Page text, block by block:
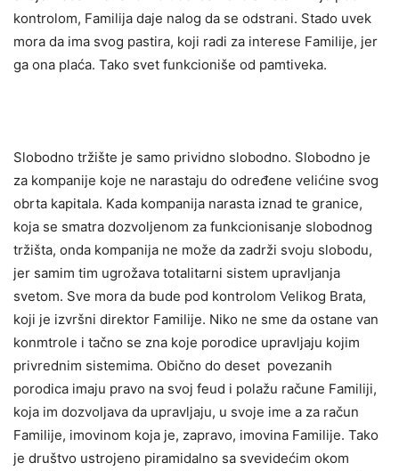
kontrolom, Familija daje nalog da se odstrani. Stado uvek
mora da ima svog pastira, koji radi za interese Familije, jer
ga ona plaća. Tako svet funkcioniše od pamtiveka.
Slobodno tržište je samo prividno slobodno. Slobodno je
za kompanije koje ne narastaju do određene velićine svog
obrta kapitala. Kada kompanija narasta iznad te granice,
koja se smatra dozvoljenom za funkcionisanje slobodnog
tržišta, onda kompanija ne može da zadrži svoju slobodu,
jer samim tim ugrožava totalitarni sistem upravljanja
svetom. Sve mora da bude pod kontrolom Velikog Brata,
koji je izvršni direktor Familije. Niko ne sme da ostane van
konmtrole i tačno se zna koje porodice upravljaju kojim
privrednim sistemima. Obično do deset povezanih
porodica imaju pravo na svoj feud i polažu račune Familiji,
koja im dozvoljava da upravljaju, u svoje ime a za račun
Familije, imovinom koja je, zapravo, imovina Familije. Tako
je društvo ustrojeno piramidalno sa svevidećim okom